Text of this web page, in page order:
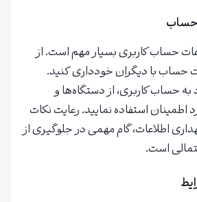
حساب
حساب کاربری بسیار مهم است. از
حساب با دیگران خودداری کنید.
حساب کاربری، از دستگاه‌ها و
استفاده نمایید. رعایت نکات
اطلاعات، گام مهمی در جلوگیری از
است.